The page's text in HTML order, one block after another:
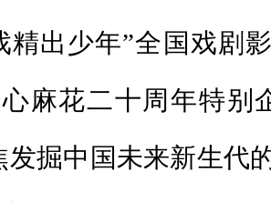
精出少年”全国戏剧
麻花二十周年特别
发掘中国未来新生代